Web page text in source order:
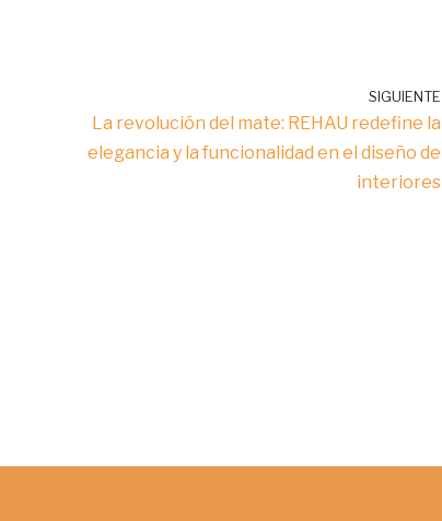
SIGUIENTE
La revolución del mate: REHAU redefine la
elegancia y la funcionalidad en el diseño de
interiores